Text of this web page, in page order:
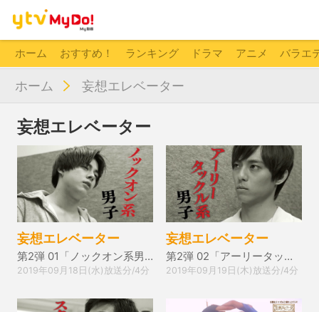
ホーム おすすめ！ ランキング ドラマ アニメ バラエ
ホーム 妄想エレベーター
妄想エレベーター
妄想エレベーター
第2弾 01「ノックオン系男子」
2019年09月18日(水)放送分/4分
妄想エレベーター
第2弾 02「アーリータックル系男子」
2019年09月19日(木)放送分/4分